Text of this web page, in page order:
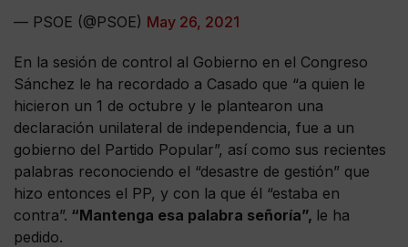
— PSOE (@PSOE) May 26, 2021
En la sesión de control al Gobierno en el Congreso
Sánchez le ha recordado a Casado que “a quien le
hicieron un 1 de octubre y le plantearon una
declaración unilateral de independencia, fue a un
gobierno del Partido Popular”, así como sus recientes
palabras reconociendo el “desastre de gestión” que
hizo entonces el PP, y con la que él “estaba en
contra”. “Mantenga esa palabra señoría”, le ha
pedido.